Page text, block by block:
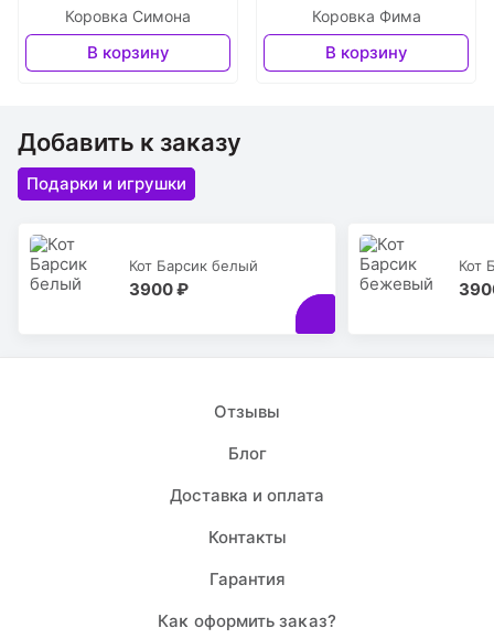
Коровка Симона
В корзину
Коровка Фима
В корзину
Добавить к заказу
Подарки и игрушки
Кот Барсик белый
3900 ₽
Кот
Отзывы
Блог
Доставка и оплата
Контакты
Гарантия
Каĸ оформить заĸаз?